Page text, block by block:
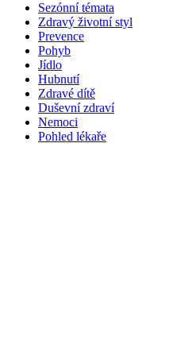
Sezónní témata
Zdravý životní styl
Prevence
Pohyb
Jídlo
Hubnutí
Zdravé dítě
Duševní zdraví
Nemoci
Pohled lékaře